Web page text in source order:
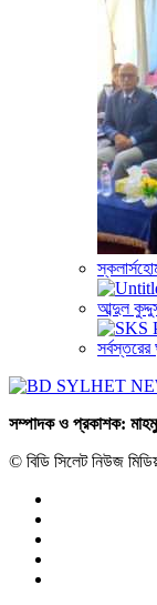
আব্দুল
সম্পাদক ও প্রকাশক:
© বিডি সিলেট নিউজ